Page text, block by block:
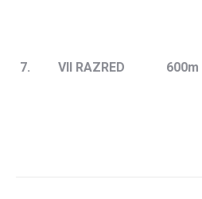
7. VII RAZRED 600m